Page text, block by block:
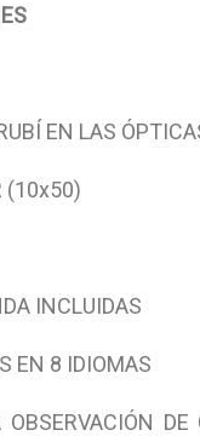
EN LAS
(10x50)
INCLUIDAS
EN 8 IDIOMAS
DE